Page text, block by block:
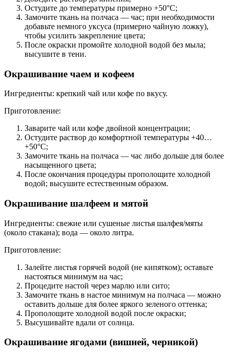
Остудите до температуры примерно +50°C;
Замочите ткань на полчаса — час; при необходимости
добавьте немного уксуса (примерно чайную ложку),
чтобы усилить закрепление цвета;
После окраски промойте холодной водой без мыла;
высушите в тени.
Окрашивание чаем и кофеем
Ингредиенты: крепкий чай или кофе по вкусу.
Приготовление:
Заварите чай или кофе двойной концентрации;
Остудите раствор до комфортной температуры +40…
+50°C;
Замочите ткань на полчаса — час либо дольше для более
насыщенного цвета;
После окончания процедуры прополощите холодной
водой; высушите естественным образом.
Окрашивание шалфеем и мятой
Ингредиенты: свежие или сушеные листья шалфея/мяты
(около стакана); вода — около литра.
Приготовление:
Залейте листья горячей водой (не кипятком); оставьте
настояться минимум на час;
Процедите настой через марлю или сито;
Замочите ткань в настое минимум на полчаса — можно
оставить дольше для более яркого зеленого оттенка;
Прополощите холодной водой после окраски;
Высушивайте вдали от солнца.
Окрашивание ягодами (вишней, черникой)